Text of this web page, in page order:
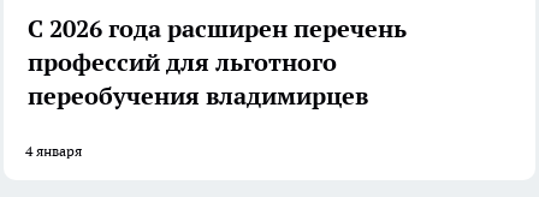
С 2026 года расширен перечень
профессий для льготного
переобучения владимирцев
4 января